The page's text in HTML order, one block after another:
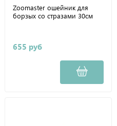
Zoomaster ошейник для
борзых со стразами 30см
655 руб